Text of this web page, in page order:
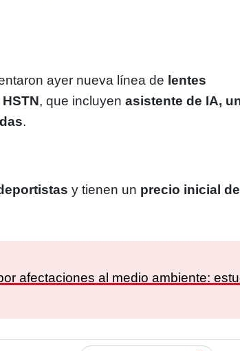
ayer nueva línea de lentes
, que incluyenasistente de IA,
.
y tienen un precio inicial de
afectaciones al medio ambiente: